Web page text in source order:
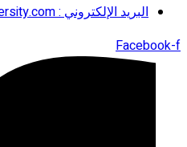
البريد الإلكتروني : contact@fpk-university.com
Facebook-f